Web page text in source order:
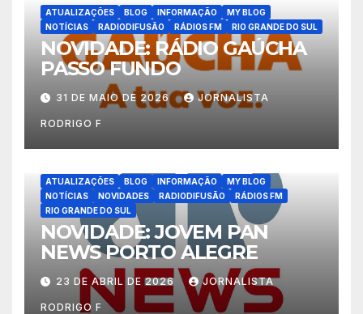
ATUALIZAÇÕES BLOG INFORMAÇÃO
MY BLOG
NOTÍCIAS
RADIODIFUSÃO RÁDIOS FM RIO GRANDE DO SUL
NOVIDADE: RÁDIO GAÚCHA
PASSO FUNDO
31 DE MAIO DE 2026 JORNALISTA
RODRIGO F
ATUALIZAÇÕES BLOG INFORMAÇÃO
MY BLOG
NOTÍCIAS
NOVIDADES RADIODIFUSÃO
RÁDIOS FM
RIO GRANDE DO SUL
NOVIDADE: JOVEM PAN
NEWS PORTO ALEGRE
23 DE ABRIL DE 2026 JORNALISTA
RODRIGO F